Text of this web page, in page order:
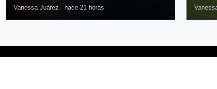
Vanessa Juárez · hace 21 horas